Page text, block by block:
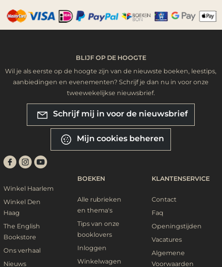
BLIJF OP DE HOOGTE
Wil je als eerste op de hoogte zijn van de nieuwste boeken, leestips,
aanbiedingen en evenementen? Schrijf je dan nu in voor onze
tweewekelijkse nieuwsbrief.
Schrijf mij in voor de nieuwsbrief
Mijn cookies beheren
Winkel Haarlem
Winkel Den
Haag
The English
Bookstore
Ons verhaal
Nieuws
BOEKEN
Alle rubrieken
en thema's
Tips van onze
booklovers
Inloggen
Winkelwagen
KLANTENSERVICE
Contact
Faq
Openingstijden
Vacatures
Algemene
Voorwaarden